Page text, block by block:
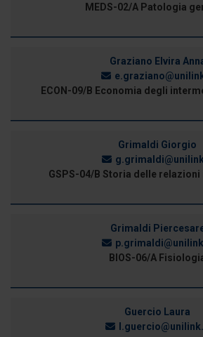
MEDS-02/A Patologia
Graziano Elvira
ECON-09/B Economia degli
Grimaldi Giorgio
GSPS-04/B Storia delle
Grimaldi
BIOS-06/A
Guercio Laura